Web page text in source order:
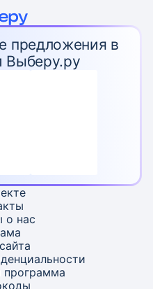
предложения в
Выберу.ру
о нас
сайта
программа